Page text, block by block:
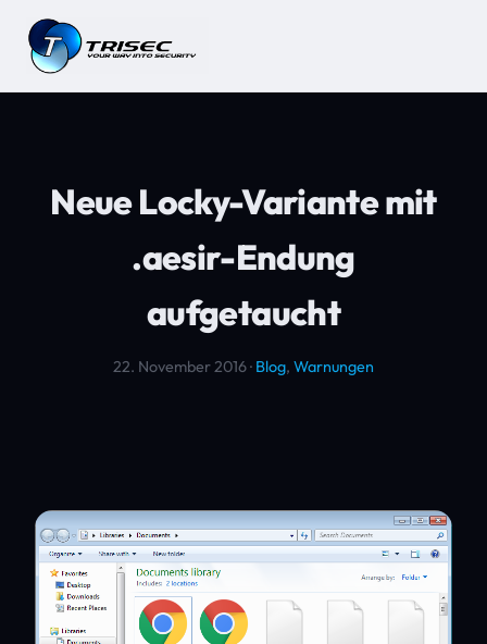
Neue Locky-Variante mit
.aesir-Endung
aufgetaucht
22. November 2016 · Blog, Warnungen